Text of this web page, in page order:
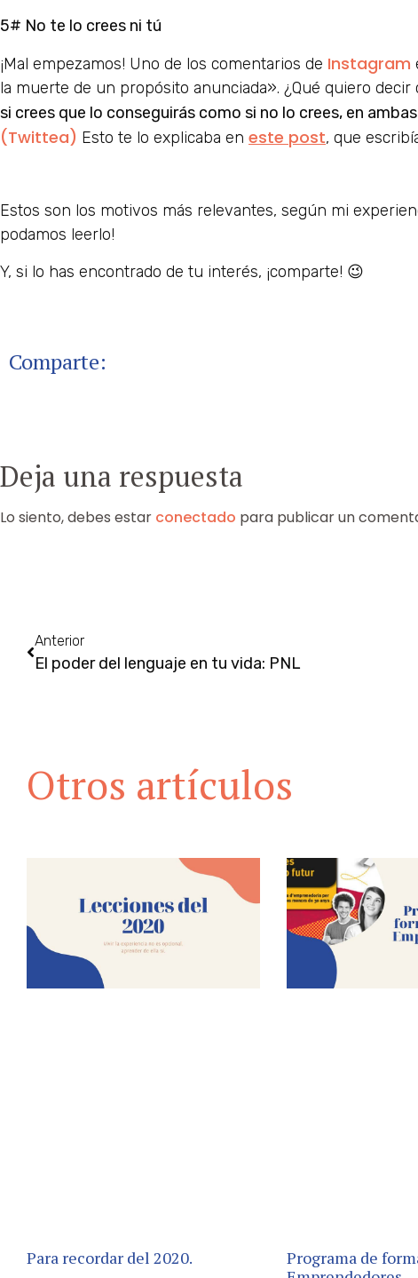
5# No te lo crees ni tú
¡Mal empezamos! Uno de los comentarios de Instagram
la muerte de un propósito anunciada». ¿Qué quiero
si crees que lo conseguirás como si no lo crees, en
(Twittea) Esto te lo explicaba en este post, que
Estos son los motivos más relevantes, según mi
podamos leerlo!
Y, si lo has encontrado de tu interés, ¡comparte! 😉
Comparte:
Deja una respuesta
Lo siento, debes estar conectado para publicar un
Anterior
El poder del lenguaje en tu vida: PNL
Otros artículos
Para recordar del 2020.
Programa de